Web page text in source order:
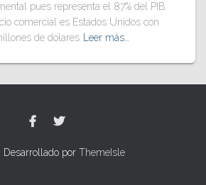
pues representa el 87% del PIB.
comercial es Estados Unidos con
de dólares
Leer más…
Desarrollado por ThemeIsle